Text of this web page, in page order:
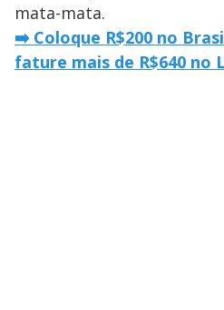
mata-mata.
➡️ Coloque R$200 no
fature mais de R$640 no